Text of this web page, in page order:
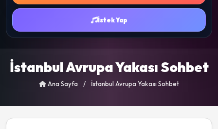
İstek Yap
İstanbul Avrupa Yakası Sohbet
Ana Sayfa / İstanbul Avrupa Yakası Sohbet